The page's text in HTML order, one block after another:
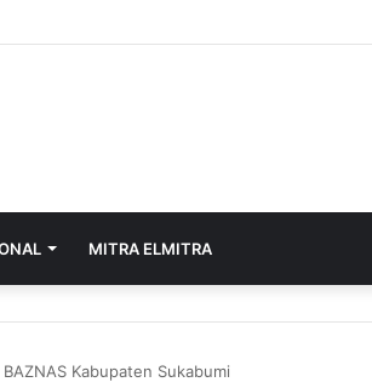
MITRA ELMITRA
Kabupaten Sukabumi